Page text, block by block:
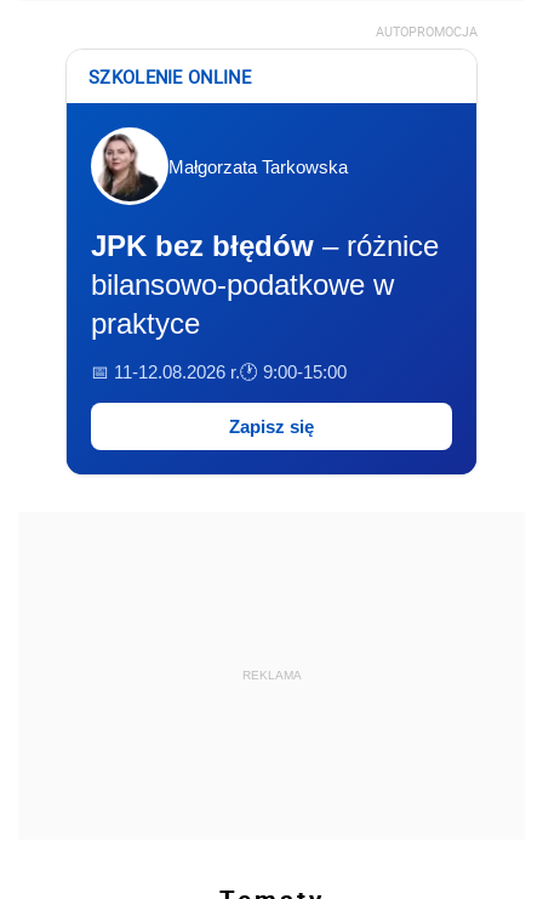
AUTOPROMOCJA
SZKOLENIE ONLINE
Małgorzata Tarkowska
JPK bez błędów – różnice
bilansowo-podatkowe w
praktyce
📅 11-12.08.2026 r.🕐 9:00-15:00
Zapisz się
REKLAMA